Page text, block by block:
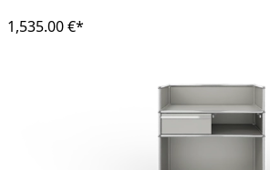
1,535.00 €*